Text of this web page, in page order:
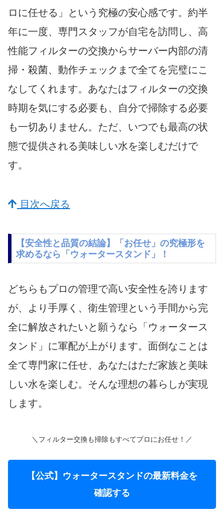
ロに任せる」という究極の安心感です。約半
年に一度、専門スタッフが自宅を訪問し、高
性能フィルターの交換からサーバー内部の清
掃・殺菌、動作チェックまで全てを完璧にこ
なしてくれます。あなたはフィルターの交換
時期を気にする必要も、自分で掃除する必要
も一切ありません。ただ、いつでも最高の状
態で提供される美味しい水を楽しむだけで
す。
目次へ戻る
【安全性と品質の結論】「お任せ」の究極形を
求めるなら「ウォータースタンド」！
どちらもプロの管理で高い安全性を誇ります
が、より手厚く、衛生管理という手間から完
全に解放されたいと願うなら「ウォータース
タンド」に軍配が上がります。面倒なことは
全て専門家に任せ、あなたはただ家族と美味
しい水を楽しむ。そんな理想の暮らしが実現
します。
＼フィルター交換も掃除もすべてプロにお任せ！／
【公式】ウォータースタンドの最新料金を
確認する